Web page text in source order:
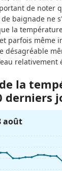
de noter
baignade ne
la
parfois même
désagréable
relativement
la
derniers
août